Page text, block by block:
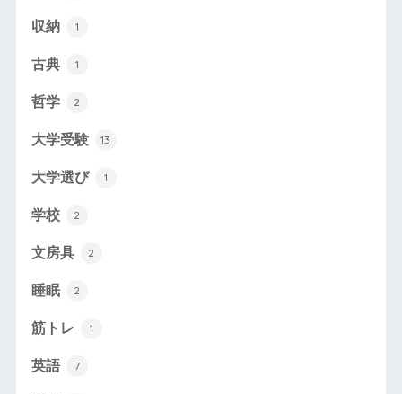
収納 1
古典 1
哲学 2
大学受験 13
大学選び 1
学校 2
文房具 2
睡眠 2
筋トレ 1
英語 7